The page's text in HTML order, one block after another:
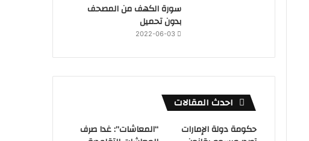
سورة الكهف من المصحف
بدون تحميل
2022-06-03
احدث المقالات
حكومة دولة الإمارات
“المعاشات”: غدا صرف